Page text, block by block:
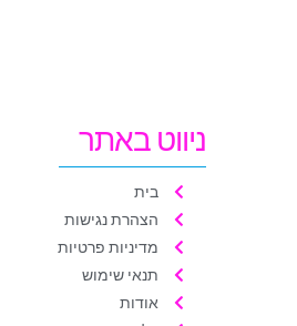
ניווט באתר
בית
הצהרת נגישות
מדיניות פרטיות
תנאי שימוש
אודות